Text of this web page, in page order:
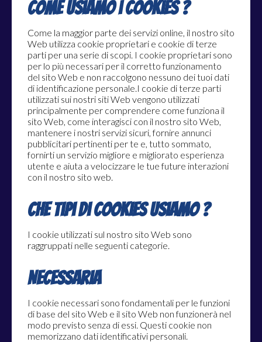
Come usiamo i cookies ?
Come la maggior parte dei servizi online, il nostro sito
Web utilizza cookie proprietari e cookie di terze
parti per una serie di scopi. I cookie proprietari sono
per lo più necessari per il corretto funzionamento
del sito Web e non raccolgono nessuno dei tuoi dati
di identificazione personale.I cookie di terze parti
utilizzati sui nostri siti Web vengono utilizzati
principalmente per comprendere come funziona il
sito Web, come interagisci con il nostro sito Web,
mantenere i nostri servizi sicuri, fornire annunci
pubblicitari pertinenti per te e, tutto sommato,
fornirti un servizio migliore e migliorato esperienza
utente e aiuta a velocizzare le tue future interazioni
con il nostro sito web.
Che tipi di cookies usiamo ?
I cookie utilizzati sul nostro sito Web sono
raggruppati nelle seguenti categorie.
Necessaria
I cookie necessari sono fondamentali per le funzioni
di base del sito Web e il sito Web non funzionerà nel
modo previsto senza di essi. Questi cookie non
memorizzano dati identificativi personali.